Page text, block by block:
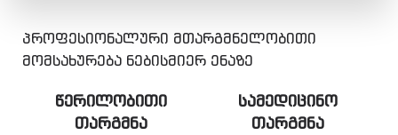
პროფესიონალური მთარგმნელობითი
მომსახურება ნებისმიერ ენაზე
ᲬᲔᲠᲘᲚᲝᲑᲘᲗᲘ
ᲗᲐᲠᲒᲛᲜᲐ
ᲡᲐᲛᲔᲓᲘᲪᲘᲜᲝ
ᲗᲐᲠᲒᲛᲜᲐ